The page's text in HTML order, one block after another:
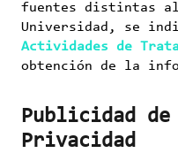
fuentes distintas
Universidad, se
Actividades de
obtención de la
Publicidad
Privacidad